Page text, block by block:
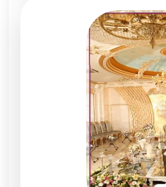
توسط جناب آقای علی نوری
پذیرایی این دفتر
احترام بوده و در
خدمات ارائه
این دفتر ازدواج
دارای چندین چیدمان
است.